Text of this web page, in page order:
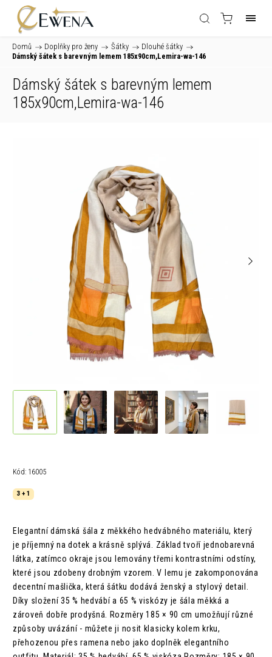
Domů / Doplňky pro ženy / Šátky / Dlouhé šátky /
Dámský šátek s barevným lemem 185x90cm,Lemira-wa-146
Dámský šátek s barevným lemem
185x90cm,Lemira-wa-146
Kód: 16005
3 + 1
Elegantní dámská šála z měkkého hedvábného materiálu, který
je příjemný na dotek a krásně splývá. Základ tvoří jednobarevná
látka, zatímco okraje jsou lemovány třemi kontrastními odstíny,
které jsou zdobeny drobným vzorem. V lemu je zakomponována
decentní mašlička, která šátku dodává ženský a stylový detail.
Díky složení 35 % hedvábí a 65 % viskózy je šála měkká a
zároveň dobře prodyšná. Rozměry 185 × 90 cm umožňují různé
způsoby uvázání - můžete ji nosit klasicky kolem krku,
přehozenou přes ramena nebo jako doplněk elegantního